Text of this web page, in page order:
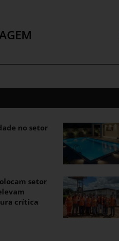
no setor
setor
crítica